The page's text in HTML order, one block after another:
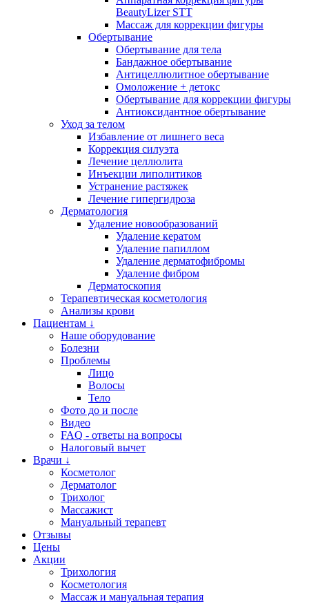
BeautyLizer STT
Массаж для коррекции фигуры
Обертывание
Обертывание для тела
Бандажное обертывание
Антицеллюлитное обертывание
Омоложение + детокс
Обертывание для коррекции фигуры
Антиоксидантное обертывание
Уход за телом
Избавление от лишнего веса
Коррекция силуэта
Лечение целлюлита
Инъекции липолитиков
Устранение растяжек
Лечение гипергидроза
Дерматология
Удаление новообразований
Удаление кератом
Удаление папиллом
Удаление дерматофибромы
Удаление фибром
Дерматоскопия
Терапевтическая косметология
Анализы крови
Пациентам ↓
Наше оборудование
Болезни
Проблемы
Лицо
Волосы
Тело
Фото до и после
Видео
FAQ - ответы на вопросы
Налоговый вычет
Врачи ↓
Косметолог
Дерматолог
Трихолог
Массажист
Мануальный терапевт
Отзывы
Цены
Акции
Трихология
Косметология
Массаж и мануальная терапия